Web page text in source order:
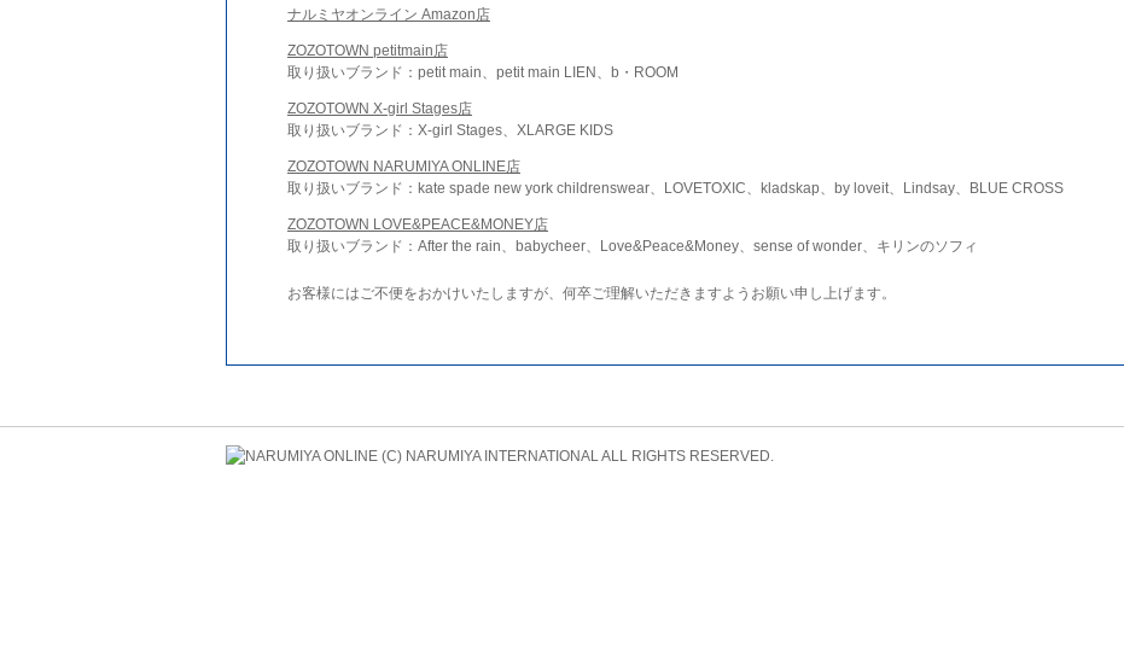
ナルミヤオンライン Amazon店
ZOZOTOWN petitmain店
取り扱いブランド：petit main、petit main LIEN、b・ROOM
ZOZOTOWN X-girl Stages店
取り扱いブランド：X-girl Stages、XLARGE KIDS
ZOZOTOWN NARUMIYA ONLINE店
取り扱いブランド：kate spade new york childrenswear、LOVETOXIC、kladskap、by loveit、Lindsay、BLUE CROSS
ZOZOTOWN LOVE&PEACE&MONEY店
取り扱いブランド：After the rain、babycheer、Love&Peace&Money、sense of wonder、キリンのソフィ
お客様にはご不便をおかけいたしますが、何卒ご理解いただきますようお願い申し上げます。